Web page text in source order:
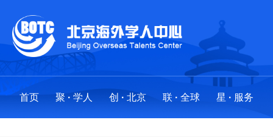
首页 聚 · 学人 创 · 北京 联 · 全球 星 · 服务